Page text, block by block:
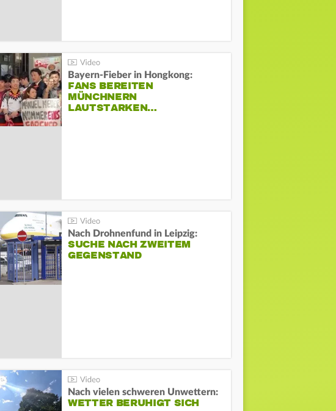
Bayern-Fieber in Hongkong:
FANS BEREITEN
MÜNCHNERN
LAUTSTARKEN…
Nach Drohnenfund in Leipzig:
SUCHE NACH ZWEITEM
GEGENSTAND
Nach vielen schweren Unwettern:
WETTER BERUHIGT SICH